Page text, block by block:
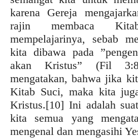
karena Gereja
rajin membaca
mempelajarinya, sebab
kita dibawa pada
akan Kristus” (Fil
mengatakan, bahwa jika
Kitab Suci, maka kita
Kristus.[10] Ini adalah
kita semua yang
mengenal dan mengasihi